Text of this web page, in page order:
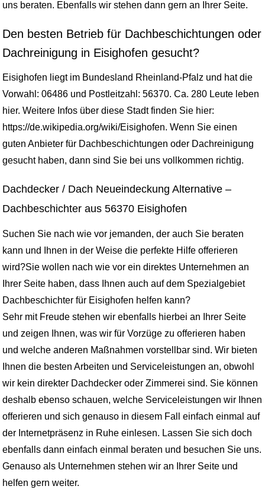
uns beraten. Ebenfalls wir stehen dann gern an Ihrer Seite.
Den besten Betrieb für Dachbeschichtungen oder
Dachreinigung in Eisighofen gesucht?
Eisighofen liegt im Bundesland Rheinland-Pfalz und hat die
Vorwahl: 06486 und Postleitzahl: 56370. Ca. 280 Leute leben
hier. Weitere Infos über diese Stadt finden Sie hier:
https://de.wikipedia.org/wiki/Eisighofen. Wenn Sie einen
guten Anbieter für Dachbeschichtungen oder Dachreinigung
gesucht haben, dann sind Sie bei uns vollkommen richtig.
Dachdecker / Dach Neueindeckung Alternative –
Dachbeschichter aus 56370 Eisighofen
Suchen Sie nach wie vor jemanden, der auch Sie beraten
kann und Ihnen in der Weise die perfekte Hilfe offerieren
wird?Sie wollen nach wie vor ein direktes Unternehmen an
Ihrer Seite haben, dass Ihnen auch auf dem Spezialgebiet
Dachbeschichter für Eisighofen helfen kann?
Sehr mit Freude stehen wir ebenfalls hierbei an Ihrer Seite
und zeigen Ihnen, was wir für Vorzüge zu offerieren haben
und welche anderen Maßnahmen vorstellbar sind. Wir bieten
Ihnen die besten Arbeiten und Serviceleistungen an, obwohl
wir kein direkter Dachdecker oder Zimmerei sind. Sie können
deshalb ebenso schauen, welche Serviceleistungen wir Ihnen
offerieren und sich genauso in diesem Fall einfach einmal auf
der Internetpräsenz in Ruhe einlesen. Lassen Sie sich doch
ebenfalls dann einfach einmal beraten und besuchen Sie uns.
Genauso als Unternehmen stehen wir an Ihrer Seite und
helfen gern weiter.